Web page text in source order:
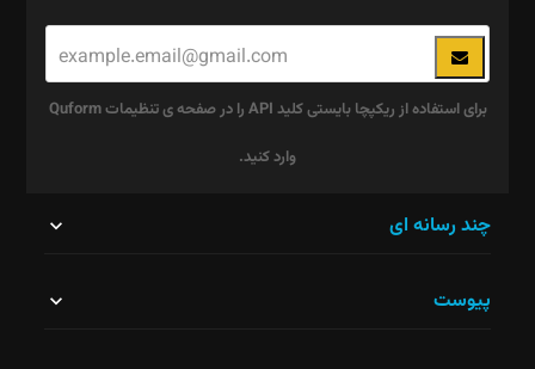
برای استفاده از ریکپچا بایستی کلید API را در صفحه ی تنظیمات Quform
وارد کنید.
نباید
چند رسانه ای
پیوست